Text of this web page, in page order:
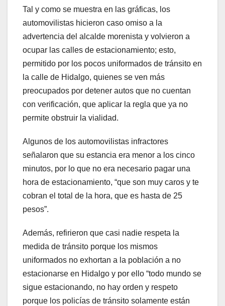
Tal y como se muestra en las gráficas, los
automovilistas hicieron caso omiso a la
advertencia del alcalde morenista y volvieron a
ocupar las calles de estacionamiento; esto,
permitido por los pocos uniformados de tránsito en
la calle de Hidalgo, quienes se ven más
preocupados por detener autos que no cuentan
con verificación, que aplicar la regla que ya no
permite obstruir la vialidad.
Algunos de los automovilistas infractores
señalaron que su estancia era menor a los cinco
minutos, por lo que no era necesario pagar una
hora de estacionamiento, “que son muy caros y te
cobran el total de la hora, que es hasta de 25
pesos”.
Además, refirieron que casi nadie respeta la
medida de tránsito porque los mismos
uniformados no exhortan a la población a no
estacionarse en Hidalgo y por ello “todo mundo se
sigue estacionando, no hay orden y respeto
porque los policías de tránsito solamente están